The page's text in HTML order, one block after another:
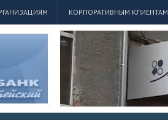
КОРПОРАТИВНЫМ КЛИЕНТАМ